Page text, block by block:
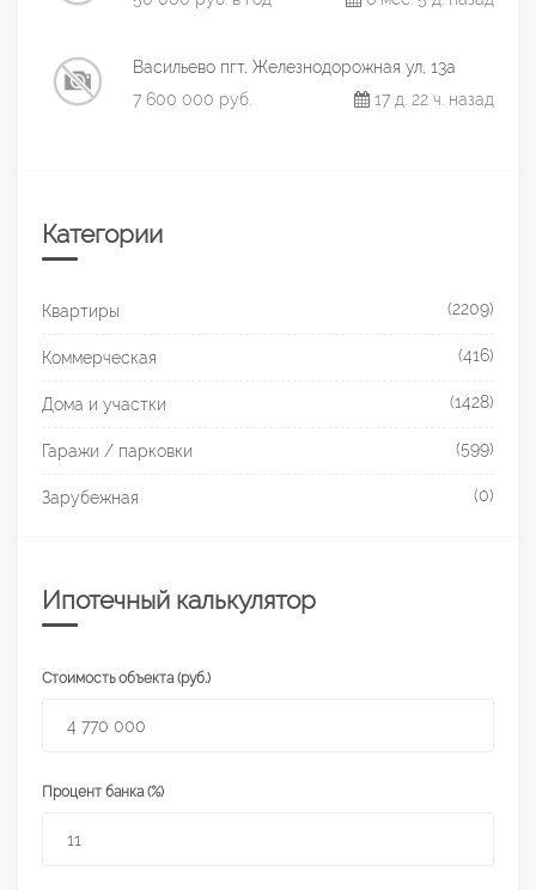
Васильево пгт, Железнодорожная ул, 13а
7 600 000 руб.
17 д. 22 ч. назад
Категории
Квартиры (2209)
Коммерческая (416)
Дома и участки (1428)
Гаражи / парковки (599)
Зарубежная (0)
Ипотечный калькулятор
Стоимость объекта (руб.)
Процент банка (%)